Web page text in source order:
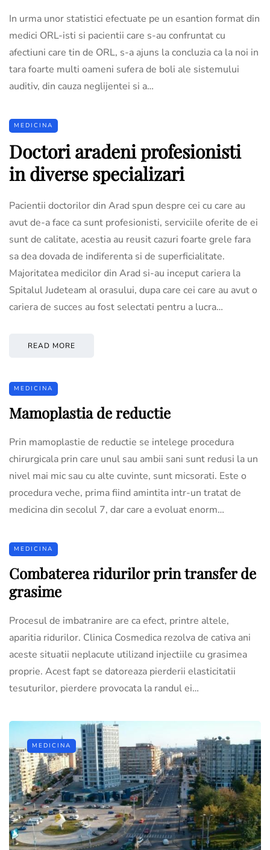
In urma unor statistici efectuate pe un esantion format din
medici ORL-isti si pacientii care s-au confruntat cu
afectiuni care tin de ORL, s-a ajuns la concluzia ca la noi in
tara foarte multi oameni sufera de boli ale sistemului
auditiv, din cauza neglijentei si a…
MEDICINA
Doctori aradeni profesionisti
in diverse specializari
Pacientii doctorilor din Arad spun despre cei cu care au
avut de-a face ca sunt profesionisti, serviciile oferite de ei
sunt de calitate, acestia au reusit cazuri foarte grele fara
sa dea dovada de indiferenta si de superficialitate.
Majoritatea medicilor din Arad si-au inceput cariera la
Spitalul Judeteam al orasului, dupa care cei care au avut o
cariera de succes au fost selectati pentru a lucra…
READ MORE
MEDICINA
Mamoplastia de reductie
Prin mamoplastie de reductie se intelege procedura
chirurgicala prin care unul sau ambii sani sunt redusi la un
nivel mai mic sau cu alte cuvinte, sunt micsorati. Este o
procedura veche, prima fiind amintita intr-un tratat de
medicina din secolul 7, dar care a evoluat enorm…
MEDICINA
Combaterea ridurilor prin transfer de
grasime
Procesul de imbatranire are ca efect, printre altele,
aparitia ridurilor. Clinica Cosmedica rezolva de cativa ani
aceste situatii neplacute utilizand injectiile cu grasimea
proprie. Acest fapt se datoreaza pierderii elasticitatii
tesuturilor, pierdere provocata la randul ei…
MEDICINA